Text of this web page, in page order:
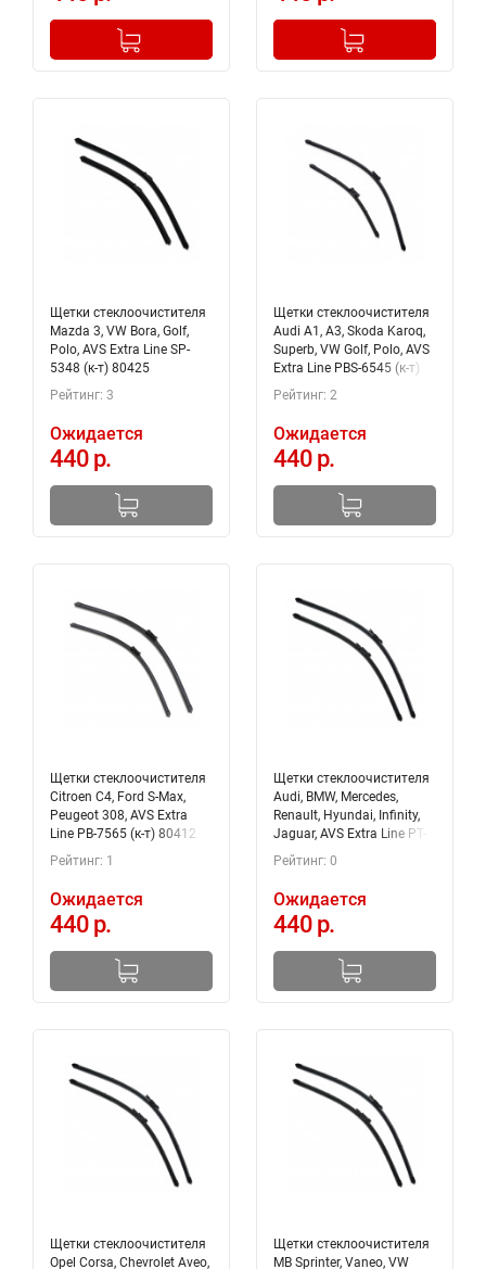
+
Добавлено в корзину +
Добавлено в корзину
Щетки стеклоочистителя
Mazda 3, VW Bora, Golf,
Polo, AVS Extra Line SP-
5348 (к-т) 80425
Рейтинг: 3
Ожидается
440 р.
Щетки стеклоочистителя
Audi A1, A3, Skoda Karoq,
Superb, VW Golf, Polo, AVS
Extra Line PBS-6545 (к-т)
80496
Рейтинг: 2
Ожидается
440 р.
Щетки стеклоочистителя
Citroen C4, Ford S-Max,
Peugeot 308, AVS Extra
Line PB-7565 (к-т) 80412
Рейтинг: 1
Ожидается
440 р.
Щетки стеклоочистителя
Audi, BMW, Mercedes,
Renault, Hyundai, Infinity,
Jaguar, AVS Extra Line PT-
6048 (к-т) 80415
Рейтинг: 0
Ожидается
440 р.
Щетки стеклоочистителя
Opel Corsa, Chevrolet Aveo,
Щетки стеклоочистителя
MB Sprinter, Vaneo, VW